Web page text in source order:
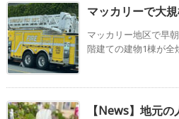
マッカリーで大
マッカリー地区で早
階建ての建物1棟が全
【News】地元